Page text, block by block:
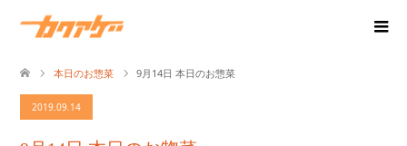
本日のお惣菜 9月14日 本日のお惣菜
2019.09.14